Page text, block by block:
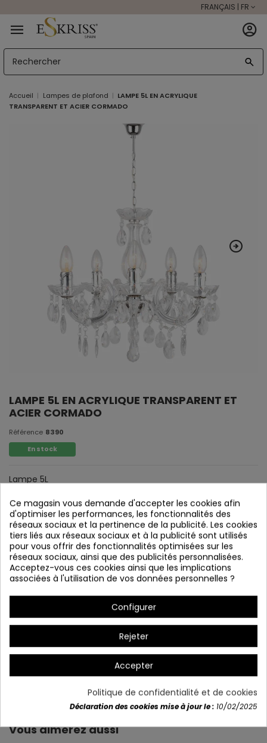
FRANÇAIS | FR
Accueil Lampes de plafond
LAMPE 5L EN ACRYLIQUE
TRANSPARENT ET ACIER CORMADO
LAMPE 5L EN ACRYLIQUE TRANSPARENT ET
ACIER CORMADO
Référence 8390
En stock
Lampe 5L
Acier transparent et acier chromé.
Détails du produit
Vous aimerez aussi
Ce magasin vous demande d'accepter les cookies afin
d'optimiser les performances, les fonctionnalités des
réseaux sociaux et la pertinence de la publicité. Les cookies
tiers liés aux réseaux sociaux et à la publicité sont utilisés
pour vous offrir des fonctionnalités optimisées sur les
réseaux sociaux, ainsi que des publicités personnalisées.
Acceptez-vous ces cookies ainsi que les implications
associées à l'utilisation de vos données personnelles ?
Configurer
Rejeter
Accepter
Politique de confidentialité et de cookies
Déclaration des cookies mise à jour le : 10/02/2025